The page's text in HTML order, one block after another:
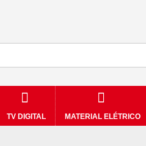
TV DIGITAL MATERIAL ELÉTRICO